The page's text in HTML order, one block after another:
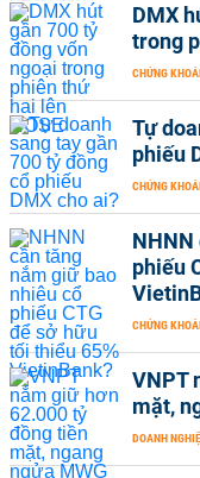
DMX
trong
CHỨNG
Tự
phiếu
CHỨNG
NHNN
phiếu
CHỨNG
VNPT
mặt,
DOANH